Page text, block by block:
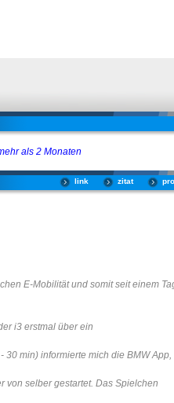
als 2 Monaten
zitat
link
E-Mobilität und somit seit einem
i3 erstmal über ein
min) informierte mich die BMW App,
von selber gestartet. Das Spielchen